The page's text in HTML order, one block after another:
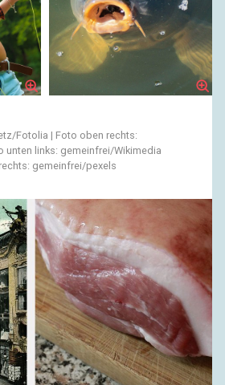
Fotolia | Foto oben rechts:
unten links: gemeinfrei/Wikimedia
gemeinfrei/pexels